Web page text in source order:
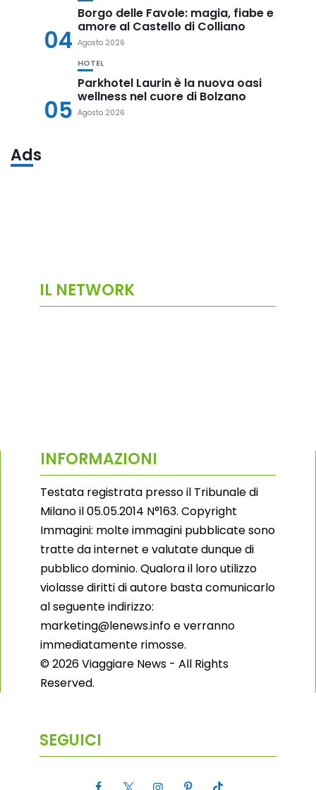
04
Borgo delle Favole: magia, fiabe e
amore al Castello di Colliano
Agosto 2026
05
HOTEL
Parkhotel Laurin è la nuova oasi
wellness nel cuore di Bolzano
Agosto 2026
Ads
IL NETWORK
INFORMAZIONI
Testata registrata presso il Tribunale di
Milano il 05.05.2014 N°163. Copyright
Immagini: molte immagini pubblicate sono
tratte da internet e valutate dunque di
pubblico dominio. Qualora il loro utilizzo
violasse diritti di autore basta comunicarlo
al seguente indirizzo:
marketing@lenews.info e verranno
immediatamente rimosse.
© 2026 Viaggiare News - All Rights
Reserved.
SEGUICI